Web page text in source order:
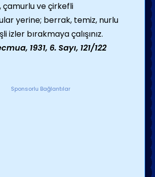
çamurlu ve çirkefli
yerine; berrak, temiz, nurlu
izler bırakmaya çalışınız.
1931, 6. Sayı, 121/122
Sponsorlu Bağlantılar